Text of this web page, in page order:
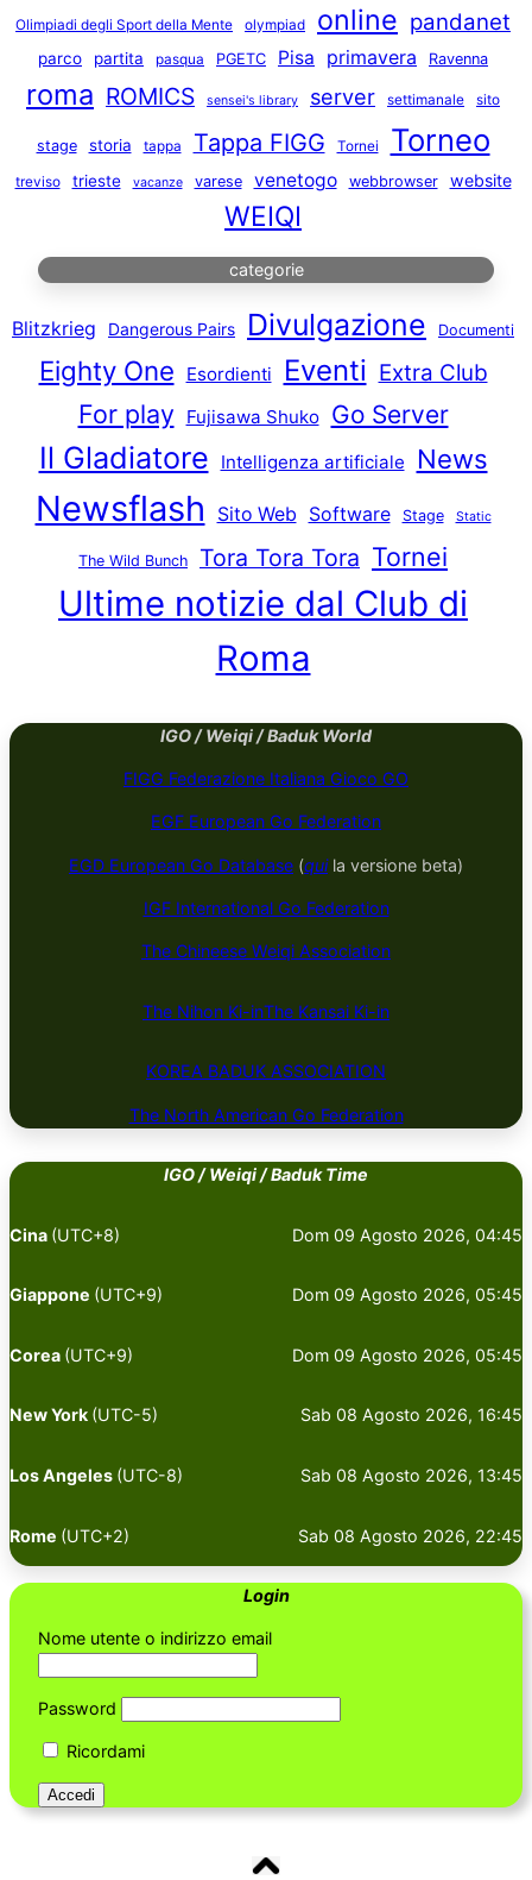
Olimpiadi degli Sport della Mente olympiad online pandanet
parco partita pasqua PGETC Pisa primavera Ravenna
roma ROMICS sensei's library server settimanale sito
stage storia tappa Tappa FIGG Tornei Torneo
treviso trieste vacanze varese venetogo webbrowser website
WEIQI
categorie
Blitzkrieg Dangerous Pairs Divulgazione Documenti
Eighty One Esordienti Eventi Extra Club
For play Fujisawa Shuko Go Server
Il Gladiatore Intelligenza artificiale News
Newsflash Sito Web Software Stage Static
The Wild Bunch Tora Tora Tora Tornei
Ultime notizie dal Club di
Roma
IGO / Weiqi / Baduk World
FIGG Federazione Italiana Gioco GO
EGF European Go Federation
EGD European Go Database (quila versione beta)
IGF International Go Federation
The Chineese Weiqi Association
The Nihon Ki-inThe Kansai Ki-in
KOREA BADUK ​​​​ASSOCIATION
The North American Go Federation
IGO / Weiqi / Baduk Time
Cina (UTC+8) Dom 09 Agosto 2026, 04:45
Giappone (UTC+9) Dom 09 Agosto 2026, 05:45
Corea (UTC+9) Dom 09 Agosto 2026, 05:45
New York (UTC-5) Sab 08 Agosto 2026, 16:45
Los Angeles (UTC-8) Sab 08 Agosto 2026, 13:45
Rome (UTC+2) Sab 08 Agosto 2026, 22:45
Login
Nome utente o indirizzo email
Password
Ricordami